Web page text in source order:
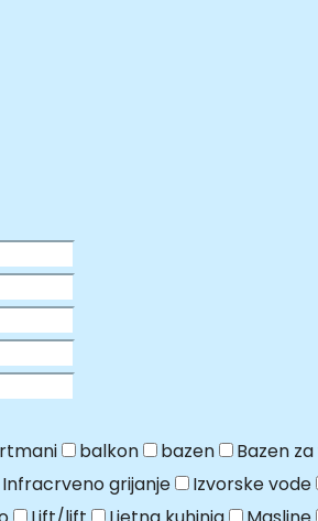
balkon bazen Bazen
Infracrveno grijanje Izvorske vode